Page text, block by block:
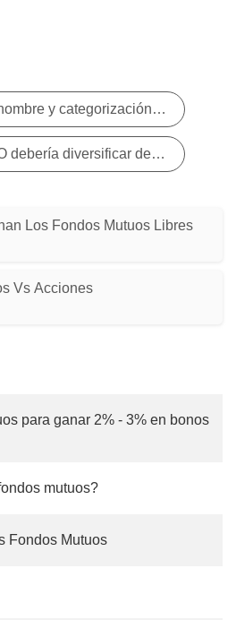
Cambio de nombre y categorización de fondos mutuos de IDBI:la lista completamente actualizada
¿Por qué NO debería diversificar demasiado su cartera?
Los Fondos Mutuos Libres
Vs Acciones
para ganar 2% - 3% en bonos
mutuos?
Fondos Mutuos